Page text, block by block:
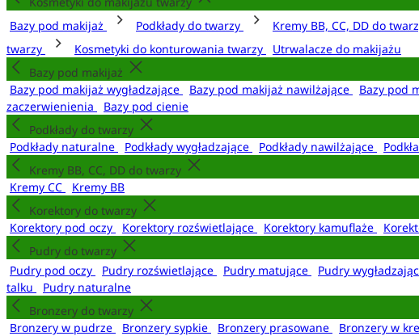
Bazy pod makijaż
Podkłady do twarzy Kremy BB, CC, DD do
twarzy
Kosmetyki do konturowania twarzy
Utrwalacze do makijażu
Bazy pod makijaż
Bazy pod makijaż wygładzające
Bazy pod makijaż nawilżające Bazy pod
zaczerwienienia
Bazy pod cienie
Podkłady do twarzy
Podkłady naturalne
Podkłady wygładzające Podkłady nawilżające
Kremy BB, CC, DD do twarzy
Kremy CC
Kremy BB
Korektory do twarzy
Korektory pod oczy
Korektory rozświetlające Korektory kamuflaże
Pudry do twarzy
Pudry pod oczy
Pudry rozświetlające Pudry matujące Pudry
talku
Pudry naturalne
Bronzery do twarzy
Bronzery w pudrze
Bronzery sypkie Bronzery prasowane Bronzery w